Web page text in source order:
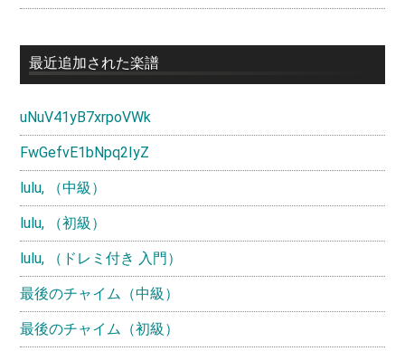
最近追加された楽譜
uNuV41yB7xrpoVWk
FwGefvE1bNpq2IyZ
lulu, （中級）
lulu, （初級）
lulu, （ドレミ付き 入門）
最後のチャイム（中級）
最後のチャイム（初級）